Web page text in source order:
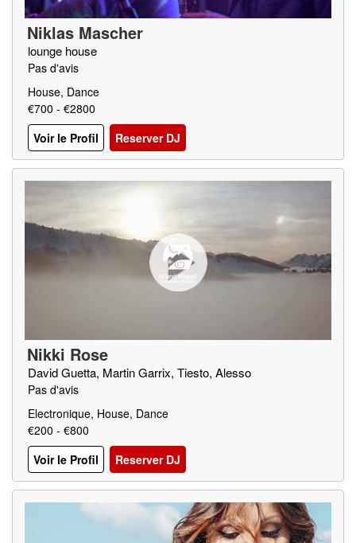
Niklas Mascher
lounge house
Pas d'avis
House, Dance
€700 - €2800
Voir le Profil
Reserver DJ
Nikki Rose
David Guetta, Martin Garrix, Tiesto, Alesso
Pas d'avis
Electronique, House, Dance
€200 - €800
Voir le Profil
Reserver DJ